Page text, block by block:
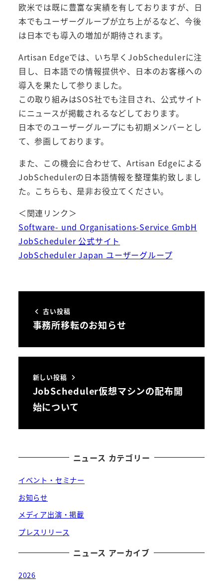
欧米では既に豊富な実績を有しておりますが、日
本でもユーザーグループが立ち上がるなど、今後
は日本でも導入の増加が期待されます。
Artisan Edgeでは、いち早くJobSchedulerに注
目し、日本語での情報提供や、日本のお客様への
導入を果たして参りました。
この取り組みはSOS社でも注目され、公式サイト
にニュースが掲載されるなどしております。
日本でのユーザーグループにも初期メンバーとし
て、参画しております。
また、この機会に合わせて、Artisan Edgeによる
JobSchedulerの日本語情報を整理集約致しまし
た。こちらも、是非お役立てください。
＜関連リンク＞
Software- und Organisations-Service GmbH
JobScheduler 公式サイト
JobScheduler Japan ユーザーグループ
古い投稿
事務所移転のお知らせ
新しい投稿
JobScheduler仮想マシンの配布開
始について
ニュース カテゴリー
イベント・セミナー
お知らせ
メディア出演・掲載
プレスリリース
ニュース アーカイブ
2026